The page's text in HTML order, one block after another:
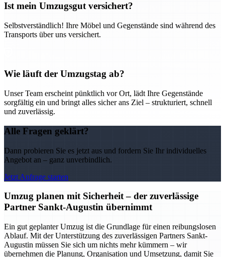
Ist mein Umzugsgut versichert?
Selbstverständlich! Ihre Möbel und Gegenstände sind während des
Transports über uns versichert.
Wie läuft der Umzugstag ab?
Unser Team erscheint pünktlich vor Ort, lädt Ihre Gegenstände
sorgfältig ein und bringt alles sicher ans Ziel – strukturiert, schnell
und zuverlässig.
Alle Fragen geklärt?
Dann probieren Sie es jetzt aus und fordern Sie Ihr individuelles
Angebot an – ganz unverbindlich.
Jetzt Anfrage starten
Umzug planen mit Sicherheit – der zuverlässige
Partner Sankt-Augustin übernimmt
Ein gut geplanter Umzug ist die Grundlage für einen reibungslosen
Ablauf. Mit der Unterstützung des zuverlässigen Partners Sankt-
Augustin müssen Sie sich um nichts mehr kümmern – wir
übernehmen die Planung, Organisation und Umsetzung, damit Sie